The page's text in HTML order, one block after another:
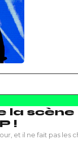
la scène
!
et il ne fait pas les